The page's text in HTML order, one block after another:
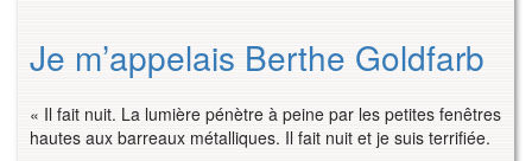
Je m’appelais Berthe Goldfarb
« Il fait nuit. La lumière pénètre à peine par les petites fenêtres
hautes aux barreaux métalliques. Il fait nuit et je suis terrifiée.